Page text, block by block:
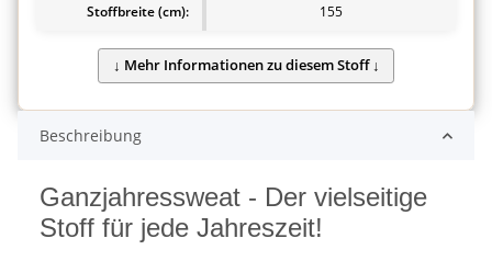
Stoffbreite (cm):
155
Beschreibung
Ganzjahressweat - Der vielseitige
Stoff für jede Jahreszeit!